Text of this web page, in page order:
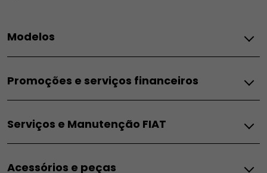
Modelos
Topolino
Pandina
Grande Panda Híbrido
Grande Panda Gasolina
Promoções e serviços financeiros
Campanhas para particulares
Campanhas para empresas
Soluções financeiras
Serviços e Manutenção FIAT
Serviços exclusivos FIAT
Acessórios e peças